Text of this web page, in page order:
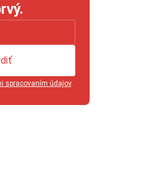
spracovaním údajov.